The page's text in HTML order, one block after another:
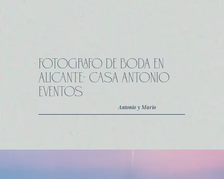
FOTOGRAFO DE BODA EN
ALICANTE- CASA ANTONIO
EVENTOS
Antonio y Mario